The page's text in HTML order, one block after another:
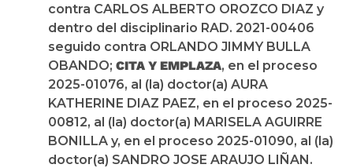
contra CARLOS ALBERTO OROZCO DIAZ y
dentro del disciplinario RAD. 2021-00406
seguido contra ORLANDO JIMMY BULLA
OBANDO; CITA Y EMPLAZA, en el proceso
2025-01076, al (la) doctor(a) AURA
KATHERINE DIAZ PAEZ, en el proceso 2025-
00812, al (la) doctor(a) MARISELA AGUIRRE
BONILLA y, en el proceso 2025-01090, al (la)
doctor(a) SANDRO JOSE ARAUJO LIÑAN.